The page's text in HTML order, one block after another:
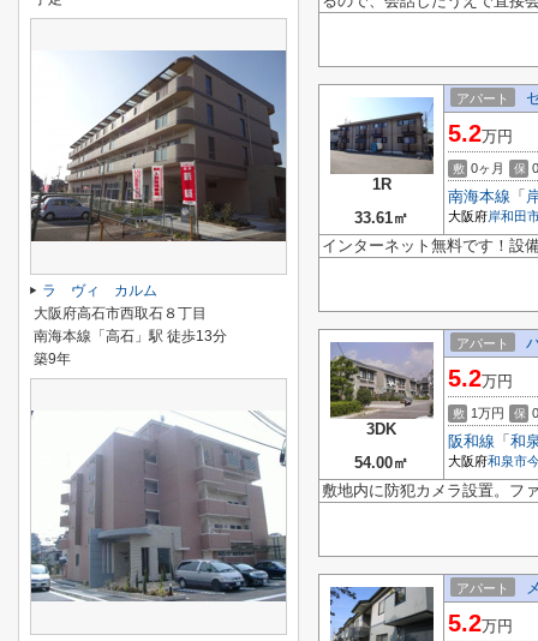
1R
33.61㎡
アパート
5.2万円
敷 0ヶ月 保
南海本線 「
大阪府岸和田
インターネット無料です！設
3DK
54.00㎡
アパート
5.2万円
敷 1万円 保
阪和線 「 和
大阪府和泉市
敷地内に防犯カメラ設置。フ
アパート
5.2万円
ラ ヴィ カルム
大阪府高石市西取石８丁目
南海本線「高石」駅 徒歩13分
築9年